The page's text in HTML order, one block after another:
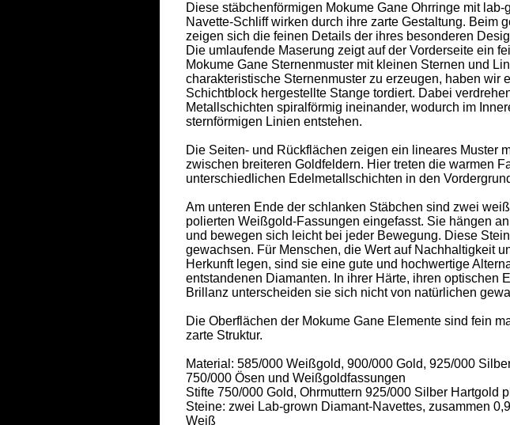
Diese stäbchenförmigen Mokume Gane Ohrringe mit
Navette-Schliff wirken durch ihre zarte Gestaltung. Beim
zeigen sich die feinen Details der ihres besonderen
Die umlaufende Maserung zeigt auf der Vorderseite ein
Mokume Gane Sternenmuster mit kleinen Sternen und
charakteristische Sternenmuster zu erzeugen, haben wir
Schichtblock hergestellte Stange tordiert. Dabei
Metallschichten spiralförmig ineinander, wodurch im
sternförmigen Linien entstehen.
Die Seiten- und Rückflächen zeigen ein lineares Muster
zwischen breiteren Goldfeldern. Hier treten die warmen
unterschiedlichen Edelmetallschichten in den
Am unteren Ende der schlanken Stäbchen sind zwei
polierten Weißgold-Fassungen eingefasst. Sie hängen
und bewegen sich leicht bei jeder Bewegung. Diese
gewachsen. Für Menschen, die Wert auf Nachhaltigkeit
Herkunft legen, sind sie eine gute und hochwertige
entstandenen Diamanten. In ihrer Härte, ihren optischen
Brillanz unterscheiden sie sich nicht von natürlichen
Die Oberflächen der Mokume Gane Elemente sind fein
zarte Struktur.
Material: 585/000 Weißgold, 900/000 Gold, 925/000
750/000 Ösen und Weißgoldfassungen
Stifte 750/000 Gold, Ohrmuttern 925/000 Silber Hartgold
Steine: zwei Lab-grown Diamant-Navettes, zusammen
Weiß